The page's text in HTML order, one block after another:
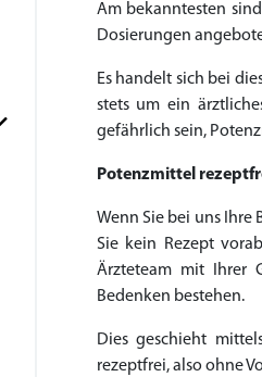
Am bekanntesten
Dosierungen
Es handelt sich bei
stets um ein
gefährlich sein,
Potenzmittel
Wenn Sie bei uns Ihre
Sie kein Rezept
Ärzteteam mit Ihrer
Bedenken bestehen.
Dies geschieht
rezeptfrei, also ohne